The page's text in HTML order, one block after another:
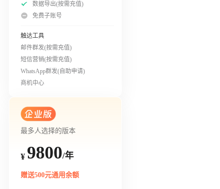
数据导出(按需充值)
免费子账号
触达工具
邮件群发(按需充值)
短信营销(按需充值)
WhatsApp群发(自助申请)
商机中心
最多人选择的版本
¥ 9800/年
赠送500元通用余额